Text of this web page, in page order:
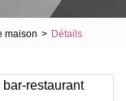
maison > Détails